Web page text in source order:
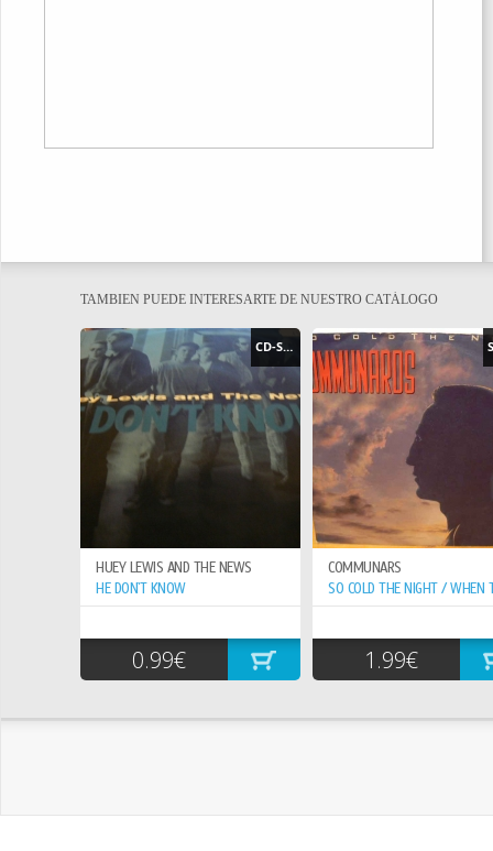
TAMBIEN PUEDE INTERESARTE DE NUESTRO CATÁLOGO
CD-SINGLE
HUEY LEWIS AND THE NEWS
HE DON`T KNOW
0.99€
COMMUNARS
1.99€